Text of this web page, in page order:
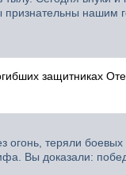
нашим
защитниках
теряли
Вы доказали: